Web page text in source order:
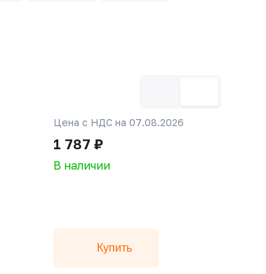
Цена с НДС на 07.08.2026
1 787 ₽
В наличии
Купить